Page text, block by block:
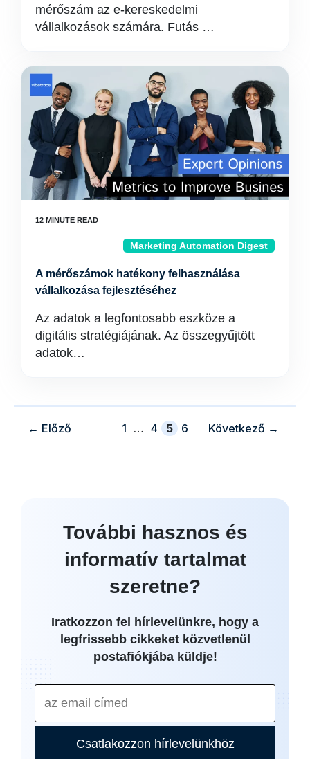
mérőszám az e-kereskedelmi
vállalkozások számára. Futás …
Marketing Automation Digest
A mérőszámok hatékony felhasználása
vállalkozása fejlesztéséhez
Az adatok a legfontosabb eszköze a
digitális stratégiájának. Az összegyűjtött
adatok…
← Előző oldal
1 … oldal
4 oldal
5 oldal
6 Következő →
További hasznos és
informatív tartalmat
szeretne?
Iratkozzon fel hírlevelünkre, hogy a
legfrissebb cikkeket közvetlenül
postafiókjába küldje!
Csatlakozzon hírlevelünkhöz